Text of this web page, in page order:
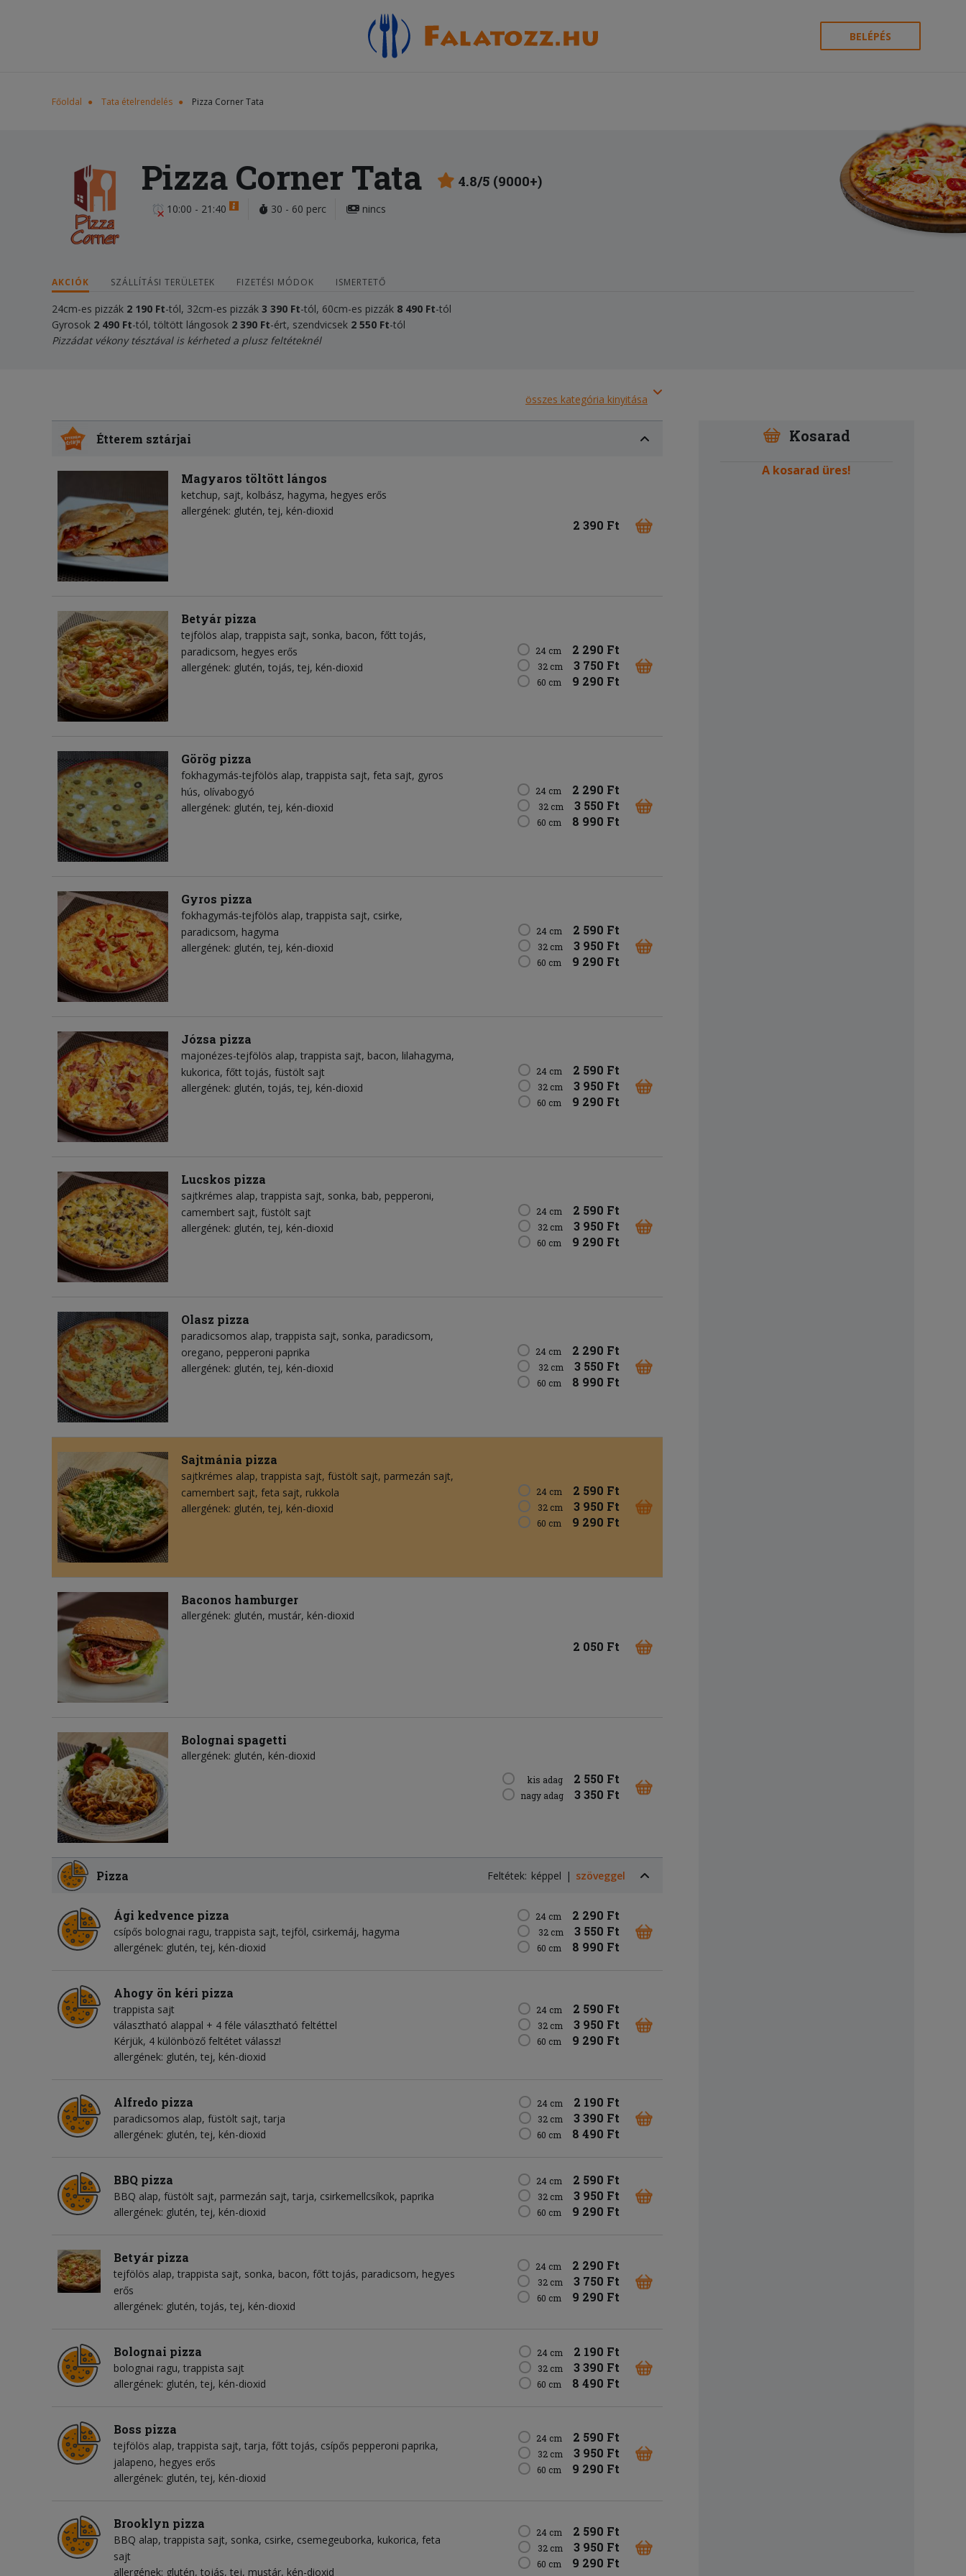
BELÉPÉS
Főoldal Tata ételrendelés Pizza Corner Tata
Pizza Corner Tata 4.8/5 (9000+)
10:00 - 21:40 30 - 60 perc nincs
AKCIÓK SZÁLLÍTÁSI TERÜLETEK FIZETÉSI MÓDOK ISMERTETŐ
24cm-es pizzák 2 190 Ft-tól, 32cm-es pizzák 3 390 Ft-tól, 60cm-es pizzák 8 490 Ft-tól
Gyrosok 2 490 Ft-tól, töltött lángosok 2 390 Ft-ért, szendvicsek 2 550 Ft-tól
Pizzádat vékony tésztával is kérheted a plusz feltéteknél
összes kategória kinyitása
Étterem sztárjai
Magyaros töltött lángos
ketchup sajt kolbász hagyma hegyes erős
allergének: glutén, tej, kén-dioxid
2 390 Ft
Betyár pizza
tejfölös alap trappista sajt sonka bacon főtt tojás
paradicsom hegyes erős
allergének: glutén, tojás, tej, kén-dioxid
24 cm 2 290 Ft
32 cm 3 750 Ft
60 cm 9 290 Ft
Görög pizza
fokhagymás-tejfölös alap trappista sajt feta sajt gyros
hús olívabogyó
allergének: glutén, tej, kén-dioxid
24 cm 2 290 Ft
32 cm 3 550 Ft
60 cm 8 990 Ft
Gyros pizza
fokhagymás-tejfölös alap trappista sajt csirke
paradicsom hagyma
allergének: glutén, tej, kén-dioxid
24 cm 2 590 Ft
32 cm 3 950 Ft
60 cm 9 290 Ft
Józsa pizza
majonézes-tejfölös alap trappista sajt bacon lilahagyma
kukorica főtt tojás füstölt sajt
allergének: glutén, tojás, tej, kén-dioxid
24 cm 2 590 Ft
32 cm 3 950 Ft
60 cm 9 290 Ft
Lucskos pizza
sajtkrémes alap trappista sajt sonka bab pepperoni
camembert sajt füstölt sajt
allergének: glutén, tej, kén-dioxid
24 cm 2 590 Ft
32 cm 3 950 Ft
60 cm 9 290 Ft
Olasz pizza
paradicsomos alap trappista sajt sonka paradicsom
oregano pepperoni paprika
allergének: glutén, tej, kén-dioxid
24 cm 2 290 Ft
32 cm 3 550 Ft
60 cm 8 990 Ft
Sajtmánia pizza
sajtkrémes alap trappista sajt füstölt sajt parmezán sajt
camembert sajt feta sajt rukkola
allergének: glutén, tej, kén-dioxid
24 cm 2 590 Ft
32 cm 3 950 Ft
60 cm 9 290 Ft
Baconos hamburger
allergének: glutén, mustár, kén-dioxid
2 050 Ft
Bolognai spagetti
allergének: glutén, kén-dioxid
kis adag 2 550 Ft
nagy adag 3 350 Ft
Pizza Feltétek: képpel szöveggel
Ági kedvence pizza
csípős bolognai ragu trappista sajt tejföl csirkemáj hagyma
allergének: glutén, tej, kén-dioxid
24 cm 2 290 Ft
32 cm 3 550 Ft
60 cm 8 990 Ft
Ahogy ön kéri pizza
trappista sajt
választható alappal + 4 féle választható feltéttel
Kérjük, 4 különböző feltétet válassz!
allergének: glutén, tej, kén-dioxid
24 cm 2 590 Ft
32 cm 3 950 Ft
60 cm 9 290 Ft
Alfredo pizza
paradicsomos alap füstölt sajt tarja
allergének: glutén, tej, kén-dioxid
24 cm 2 190 Ft
32 cm 3 390 Ft
60 cm 8 490 Ft
BBQ pizza
BBQ alap füstölt sajt parmezán sajt tarja csirkemellcsíkok paprika
allergének: glutén, tej, kén-dioxid
24 cm 2 590 Ft
32 cm 3 950 Ft
60 cm 9 290 Ft
Betyár pizza
tejfölös alap trappista sajt sonka bacon főtt tojás paradicsom hegyes
erős
allergének: glutén, tojás, tej, kén-dioxid
24 cm 2 290 Ft
32 cm 3 750 Ft
60 cm 9 290 Ft
Bolognai pizza
bolognai ragu trappista sajt
allergének: glutén, tej, kén-dioxid
24 cm 2 190 Ft
32 cm 3 390 Ft
60 cm 8 490 Ft
Boss pizza
tejfölös alap trappista sajt tarja főtt tojás csípős pepperoni paprika
jalapeno hegyes erős
allergének: glutén, tej, kén-dioxid
24 cm 2 590 Ft
32 cm 3 950 Ft
60 cm 9 290 Ft
Brooklyn pizza
BBQ alap trappista sajt sonka csirke csemegeuborka kukorica feta
sajt
allergének: glutén, tojás, tej, mustár, kén-dioxid
24 cm 2 590 Ft
32 cm 3 950 Ft
60 cm 9 290 Ft
Kosarad
A kosarad üres!